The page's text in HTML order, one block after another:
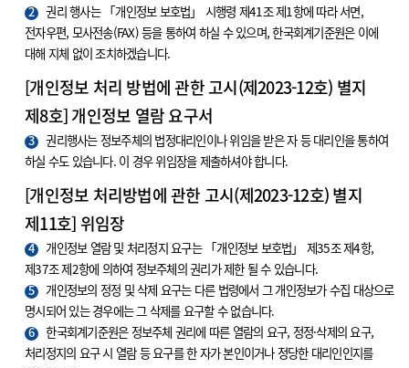
2
권리 행사는 「개인정보 보호법」 시행령 제41조 제1항에 따라 서면,
전자우편, 모사전송(FAX) 등을 통하여 하실 수 있으며, 한국회계기준원은 이에
대해 지체 없이 조치하겠습니다.
[개인정보 처리 방법에 관한 고시(제2023-12호) 별지
제8호] 개인정보 열람 요구서
3
권리행사는 정보주체의 법정대리인이나 위임을 받은 자 등 대리인을 통하여
하실 수도 있습니다. 이 경우 위임장을 제출하셔야 합니다.
[개인정보 처리방법에 관한 고시(제2023-12호) 별지
제11호] 위임장
4
개인정보 열람 및 처리정지 요구는 「개인정보 보호법」 제35조 제4항,
제37조 제2항에 의하여 정보주체의 권리가 제한 될 수 있습니다.
5
개인정보의 정정 및 삭제 요구는 다른 법령에서 그 개인정보가 수집 대상으로
명시되어 있는 경우에는 그 삭제를 요구할 수 없습니다.
6
한국회계기준원은 정보주체 권리에 따른 열람의 요구, 정정·삭제의 요구,
처리정지의 요구 시 열람 등 요구를 한 자가 본인이거나 정당한 대리인인지를